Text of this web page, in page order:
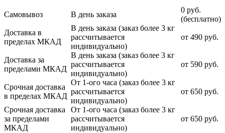
Самовывоз В день заказа
0 руб.
(бесплатно)
Доставка в
пределах МКАД
В день заказа (заказ более 3 кг
рассчитывается
индивидуально)
от 490 руб.
Доставка за
пределами МКАД
В день заказа (заказ более 3 кг
рассчитывается
индивидуально)
от 590 руб.
Срочная доставка
в пределах МКАД
От 1-ого часа (заказ более 3 кг
рассчитывается
индивидуально)
от 650 руб.
Срочная доставка
за пределами
МКАД
От 1-ого часа (заказ более 3 кг
рассчитывается
индивидуально)
от 650 руб.